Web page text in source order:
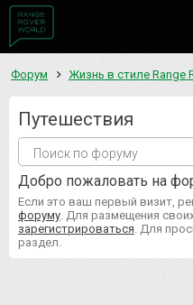
Форум Жизнь в стиле Range
Путешествия
Добро пожаловать на
Если это ваш первый визит,
форуму . Для размещения
зарегистрироваться . Для
раздел.